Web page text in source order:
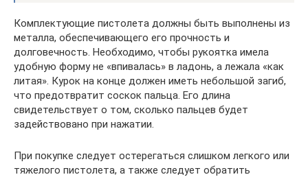
Комплектующие пистолета должны быть выполнены из
металла, обеспечивающего его прочность и
долговечность. Необходимо, чтобы рукоятка имела
удобную форму не «впивалась» в ладонь, а лежала «как
литая». Курок на конце должен иметь небольшой загиб,
что предотвратит соскок пальца. Его длина
свидетельствует о том, сколько пальцев будет
задействовано при нажатии.
При покупке следует остерегаться слишком легкого или
тяжелого пистолета, а также следует обратить